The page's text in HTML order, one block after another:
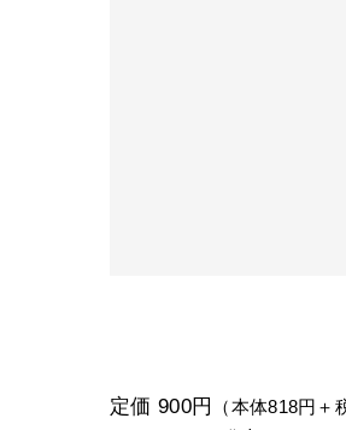
定価 900円 （本体818円＋